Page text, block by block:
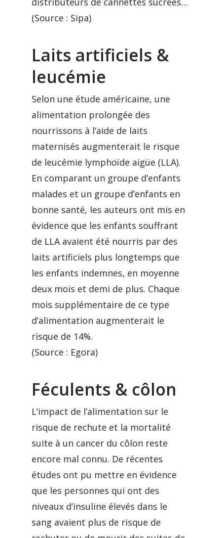
(Source : Sipa)
Laits artificiels &
leucémie
Selon une étude américaine, une
alimentation prolongée des
nourrissons à l’aide de laits
maternisés augmenterait le risque
de leucémie lymphoïde aigüe (LLA).
En comparant un groupe d’enfants
malades et un groupe d’enfants en
bonne santé, les auteurs ont mis en
évidence que les enfants souffrant
de LLA avaient été nourris par des
laits artificiels plus longtemps que
les enfants indemnes, en moyenne
deux mois et demi de plus. Chaque
mois supplémentaire de ce type
d’alimentation augmenterait le
risque de 14%.
(Source : Egora)
Féculents & côlon
L’impact de l’alimentation sur le
risque de rechute et la mortalité
suite à un cancer du côlon reste
encore mal connu. De récentes
études ont pu mettre en évidence
que les personnes qui ont des
niveaux d’insuline élevés dans le
sang avaient plus de risque de